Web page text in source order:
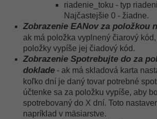
riadenie_toku - typ
Najčastejšie 0 - žiadne.
Zobrazenie EANov za položkou
ak má položka vyplnený čiarový
položky vypíše jej čiadový kód.
Zobrazenie Spotrebujte do za
doklade - ak má skladová karta
koľko dní je daný tovar potrebné
účtenke sa za položku vypíše, aby
spotrebovaný do X dní. Toto
napríklad v mäsiarstve.